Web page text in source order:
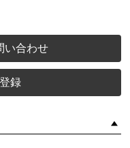
い合わせ
録